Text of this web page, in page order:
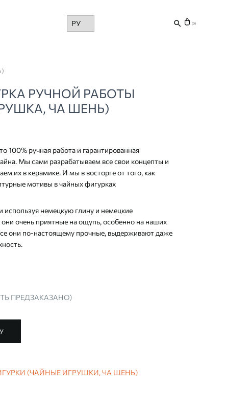
Choose
a
(0)
РУЧНОЙ РАБОТЫ
ЧА ШЕНЬ)
100% ручная работа и гарантированная
Мы сами разрабатываем все свои концепты и
их в керамике. И мы в восторге от того, как
мотивы в чайных фигурках
используя немецкую глину и немецкие
очень приятные на ощупь, особенно на наших
они по-настоящему прочные, выдерживают даже
ПРЕДЗАКАЗАНО)
(ЧАЙНЫЕ ИГРУШКИ, ЧА ШЕНЬ)